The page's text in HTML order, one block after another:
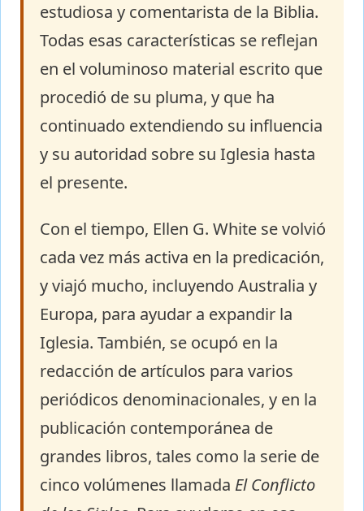
estudiosa y comentarista de la Biblia.
Todas esas características se reflejan
en el voluminoso material escrito que
procedió de su pluma, y que ha
continuado extendiendo su influencia
y su autoridad sobre su Iglesia hasta
el presente.
Con el tiempo, Ellen G. White se volvió
cada vez más activa en la predicación,
y viajó mucho, incluyendo Australia y
Europa, para ayudar a expandir la
Iglesia. También, se ocupó en la
redacción de artículos para varios
periódicos denominacionales, y en la
publicación contemporánea de
grandes libros, tales como la serie de
cinco volúmenes llamada El Conflicto